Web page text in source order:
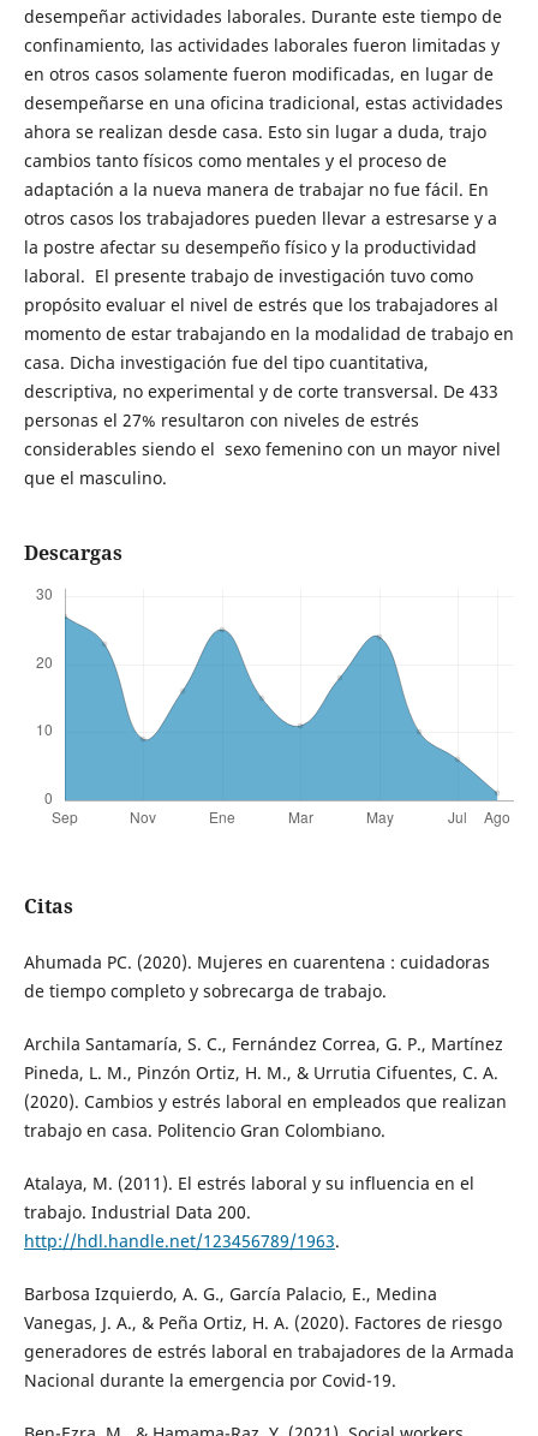
desempeñar actividades laborales. Durante este tiempo de
confinamiento, las actividades laborales fueron limitadas y
en otros casos solamente fueron modificadas, en lugar de
desempeñarse en una oficina tradicional, estas actividades
ahora se realizan desde casa. Esto sin lugar a duda, trajo
cambios tanto físicos como mentales y el proceso de
adaptación a la nueva manera de trabajar no fue fácil. En
otros casos los trabajadores pueden llevar a estresarse y a
la postre afectar su desempeño físico y la productividad
laboral. El presente trabajo de investigación tuvo como
propósito evaluar el nivel de estrés que los trabajadores al
momento de estar trabajando en la modalidad de trabajo en
casa. Dicha investigación fue del tipo cuantitativa,
descriptiva, no experimental y de corte transversal. De 433
personas el 27% resultaron con niveles de estrés
considerables siendo el sexo femenino con un mayor nivel
que el masculino.
Descargas
Citas
Ahumada PC. (2020). Mujeres en cuarentena : cuidadoras
de tiempo completo y sobrecarga de trabajo.
Archila Santamaría, S. C., Fernández Correa, G. P., Martínez
Pineda, L. M., Pinzón Ortiz, H. M., & Urrutia Cifuentes, C. A.
(2020). Cambios y estrés laboral en empleados que realizan
trabajo en casa. Politencio Gran Colombiano.
Atalaya, M. (2011). El estrés laboral y su influencia en el
trabajo. Industrial Data 200.
http://hdl.handle.net/123456789/1963.
Barbosa Izquierdo, A. G., García Palacio, E., Medina
Vanegas, J. A., & Peña Ortiz, H. A. (2020). Factores de riesgo
generadores de estrés laboral en trabajadores de la Armada
Nacional durante la emergencia por Covid-19.